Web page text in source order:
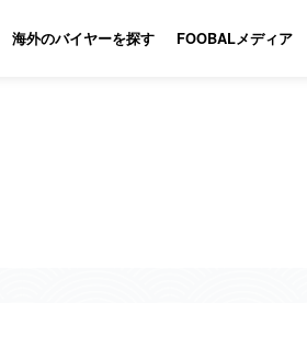
海外のバイヤーを探す FOOBALメディア